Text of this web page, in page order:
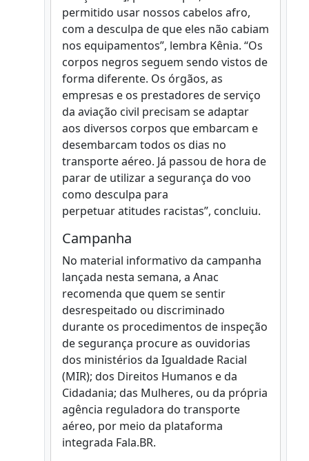
permitido usar nossos cabelos afro,
com a desculpa de que eles não cabiam
nos equipamentos”, lembra Kênia. “Os
corpos negros seguem sendo vistos de
forma diferente. Os órgãos, as
empresas e os prestadores de serviço
da aviação civil precisam se adaptar
aos diversos corpos que embarcam e
desembarcam todos os dias no
transporte aéreo. Já passou de hora de
parar de utilizar a segurança do voo
como desculpa para
perpetuar atitudes racistas”, concluiu.
Campanha
No material informativo da campanha
lançada nesta semana, a Anac
recomenda que quem se sentir
desrespeitado ou discriminado
durante os procedimentos de inspeção
de segurança procure as ouvidorias
dos ministérios da Igualdade Racial
(MIR); dos Direitos Humanos e da
Cidadania; das Mulheres, ou da própria
agência reguladora do transporte
aéreo, por meio da plataforma
integrada Fala.BR.